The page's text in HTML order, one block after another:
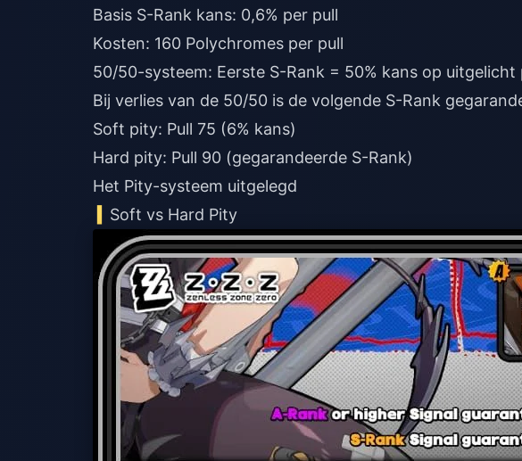
Basis S-Rank kans: 0,6% per pull
Kosten: 160 Polychromes per pull
50/50-systeem: Eerste S-Rank = 50% kans op
Bij verlies van de 50/50 is de volgende S-Rank
Soft pity: Pull 75 (6% kans)
Hard pity: Pull 90 (gegarandeerde S-Rank)
Het Pity-systeem uitgelegd
Soft vs Hard Pity